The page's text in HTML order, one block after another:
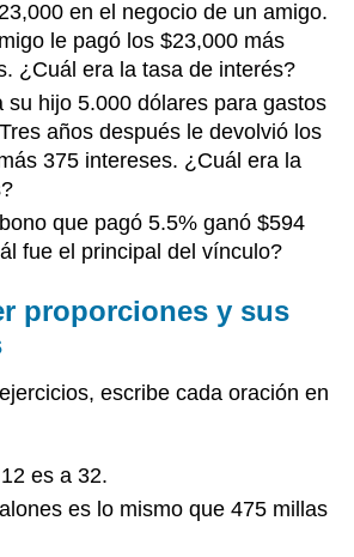
en el negocio de un amigo.
le pagó los $23,000 más
¿Cuál era la tasa de interés?
su hijo 5.000 dólares para gastos
años después le devolvió los
375 intereses. ¿Cuál era la
que pagó 5.5% ganó $594
fue el principal del vínculo?
proporciones y sus
escribe cada oración en
es a 32.
es lo mismo que 475 millas